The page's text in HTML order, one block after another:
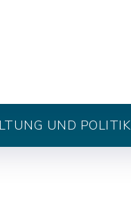
UND POLITIK